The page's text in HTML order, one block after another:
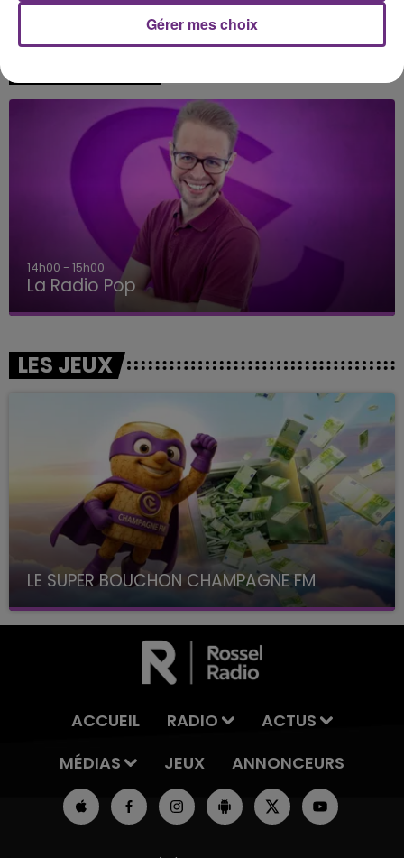
Soleil Bad Romance
14h00 - 15h00
La Radio Pop
LES JEUX
LE SUPER BOUCHON CHAMPAGNE FM
avec La Famille Champagne FM, à 8H10
ACCUEIL RADIO
ACTUS
MÉDIAS
JEUX ANNONCEURS
Gérer mes choix